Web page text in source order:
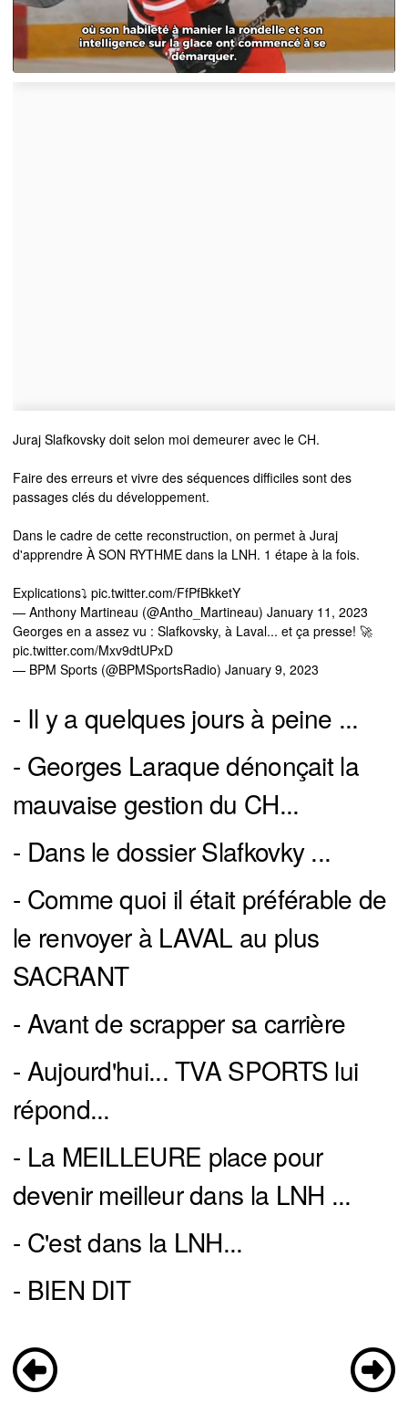
Juraj Slafkovsky doit selon moi demeurer avec le CH.
Faire des erreurs et vivre des séquences difficiles sont des
passages clés du développement.
Dans le cadre de cette reconstruction, on permet à Juraj
d'apprendre À SON RYTHME dans la LNH. 1 étape à la fois.
Explications⤵️ pic.twitter.com/FfPfBkketY
— Anthony Martineau (@Antho_Martineau) January 11, 2023
Georges en a assez vu : Slafkovsky, à Laval... et ça presse! 🚀
pic.twitter.com/Mxv9dtUPxD
— BPM Sports (@BPMSportsRadio) January 9, 2023
- Il y a quelques jours à peine ...
- Georges Laraque dénonçait la
mauvaise gestion du CH...
- Dans le dossier Slafkovky ...
- Comme quoi il était préférable de
le renvoyer à LAVAL au plus
SACRANT
- Avant de scrapper sa carrière
- Aujourd'hui... TVA SPORTS lui
répond...
- La MEILLEURE place pour
devenir meilleur dans la LNH ...
- C'est dans la LNH...
- BIEN DIT